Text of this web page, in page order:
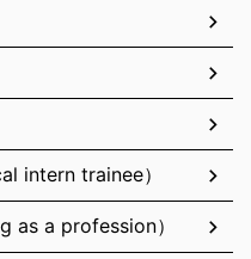
intern trainee）
as a profession）